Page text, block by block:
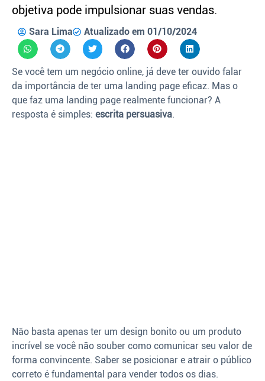
objetiva pode impulsionar suas vendas.
Sara Lima Atualizado em 01/10/2024
Se você tem um negócio online, já deve ter ouvido falar
da importância de ter uma landing page eficaz. Mas o
que faz uma landing page realmente funcionar? A
resposta é simples: escrita persuasiva.
Não basta apenas ter um design bonito ou um produto
incrível se você não souber como comunicar seu valor de
forma convincente. Saber se posicionar e atrair o público
correto é fundamental para vender todos os dias.